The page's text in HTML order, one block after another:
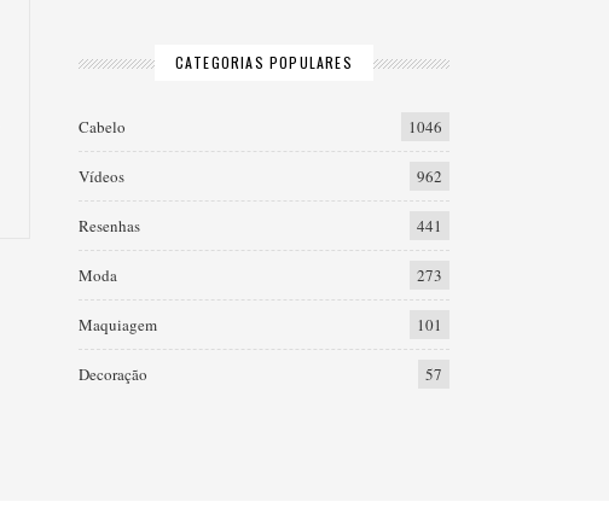
CATEGORIAS POPULARES
Cabelo 1046
Vídeos 962
Resenhas 441
Moda 273
Maquiagem 101
Decoração 57